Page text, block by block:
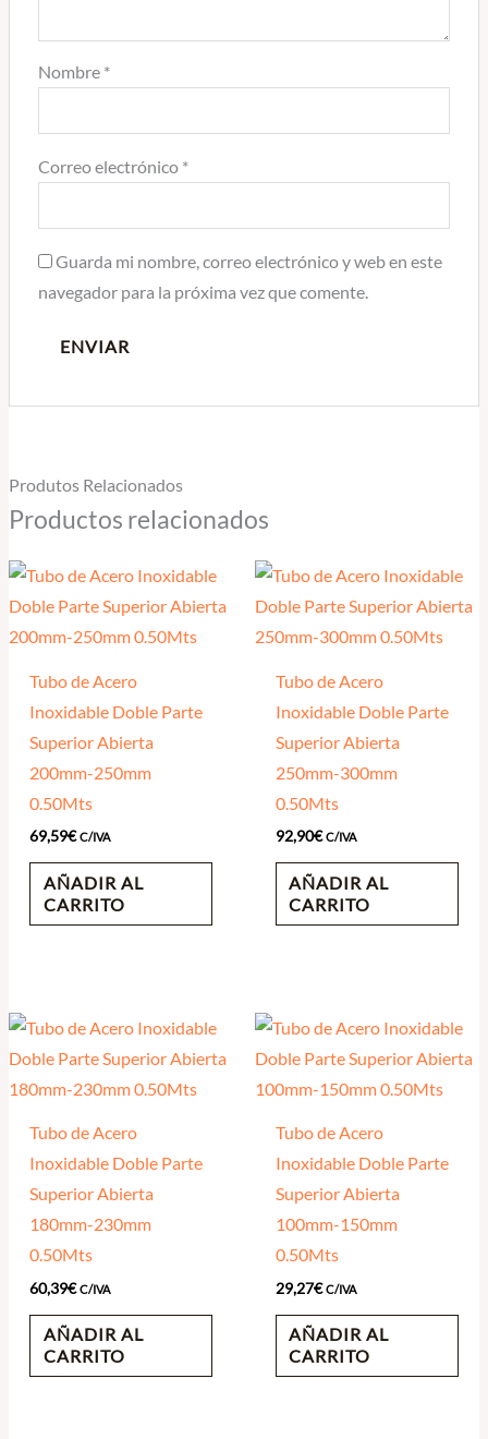
Nombre *
Correo electrónico *
Guarda mi nombre, correo electrónico y web en este
navegador para la próxima vez que comente.
Produtos Relacionados
Productos relacionados
Tubo de Acero
Inoxidable Doble Parte
Superior Abierta
200mm-250mm
0.50Mts
69,59€ C/IVA
AÑADIR AL
CARRITO
Tubo de Acero
Inoxidable Doble Parte
Superior Abierta
250mm-300mm
0.50Mts
92,90€ C/IVA
AÑADIR AL
CARRITO
Tubo de Acero
Inoxidable Doble Parte
Superior Abierta
180mm-230mm
0.50Mts
60,39€ C/IVA
AÑADIR AL
CARRITO
Tubo de Acero
Inoxidable Doble Parte
Superior Abierta
100mm-150mm
0.50Mts
29,27€ C/IVA
AÑADIR AL
CARRITO